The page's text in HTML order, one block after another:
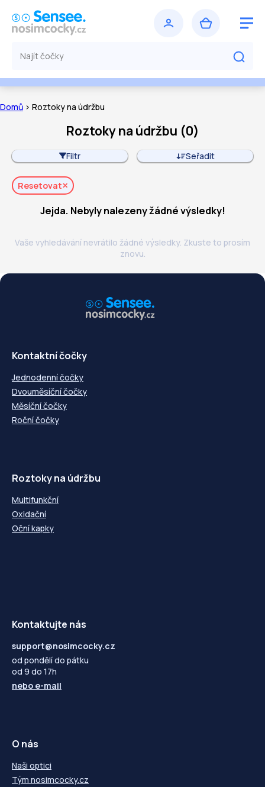
Domů > Roztoky na údržbu
Roztoky na údržbu (0)
Filtr Seřadit
Resetovat
Jejda. Nebyly nalezeny žádné výsledky!
Vaše vyhledávání nevrátilo žádné výsledky. Zkuste to prosím
znovu.
Kontaktní čočky
Jednodenní čočky
Dvouměsíční čočky
Měsíční čočky
Roční čočky
Roztoky na údržbu
Multifunkční
Oxidační
Oční kapky
Kontaktujte nás
support@nosimcocky.cz
od pondělí do pátku
od 9 do 17h
nebo e-mail
O nás
Naši optici
Tým nosimcocky.cz